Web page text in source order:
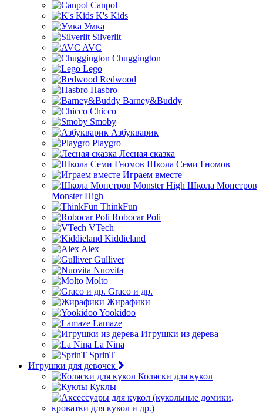
Canpol
K's Kids
Умка
Silverlit
AVC
Chuggington
Lego
Redwood
Hasbro
Barney&Buddy
Chicco
Smoby
Азбукварик
Playgro
Лесная сказка
Школа Семи Гномов
Играем вместе
Школа Монстров
Monster High
ThinkFun
Robocar Poli
VTech
Kiddieland
Alex
Gulliver
Nuovita
Molto
Graco и др.
Жирафики
Yookidoo
Lamaze
Игрушки из дерева
La Nina
SprinT
Игрушки для девочек
Коляски для кукол
Куклы